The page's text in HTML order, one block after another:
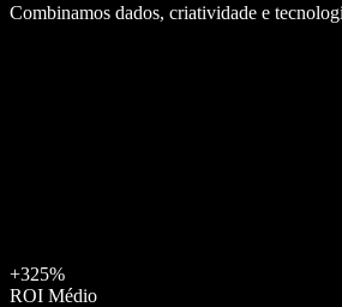
Combinamos dados, criatividade e
+325%
ROI Médio